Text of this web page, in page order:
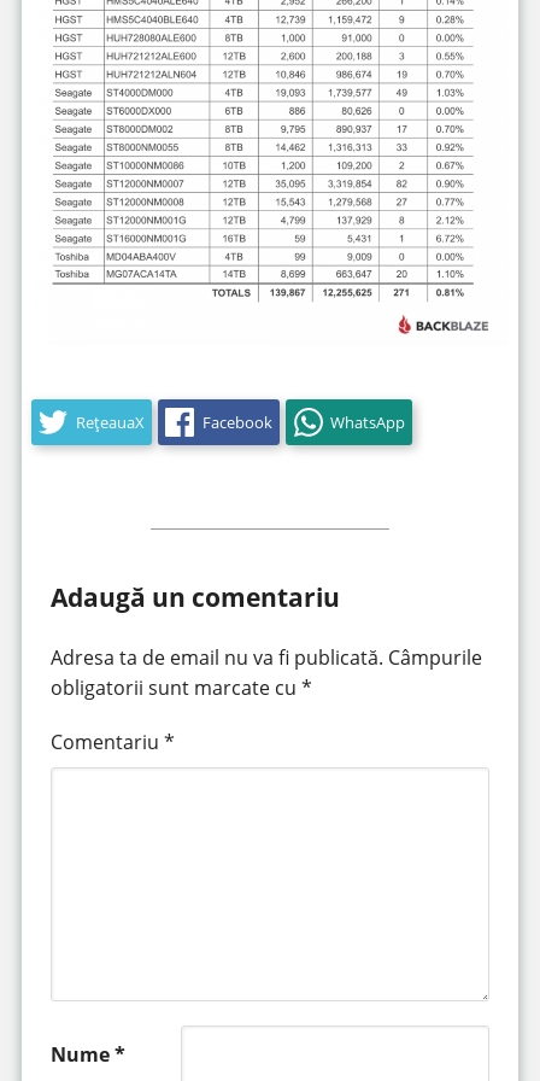
RețeauaX Facebook WhatsApp
Adaugă un comentariu
Adresa ta de email nu va fi publicată. Câmpurile
obligatorii sunt marcate cu *
Comentariu *
Nume*